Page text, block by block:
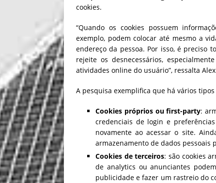
cookies.
“Quando os cookies possuem
exemplo, podem colocar até mesmo a
endereço da pessoa. Por isso, é preciso
rejeite os desnecessários,
atividades online do usuário”, ressalta
A pesquisa exemplifica que há vários tipos
Cookies próprios ou first-party:
credenciais de login e
novamente ao acessar o site.
armazenamento de dados pessoais
Cookies de terceiros: são cookies
de analytics ou anunciantes
publicidade e fazer um rastreio do